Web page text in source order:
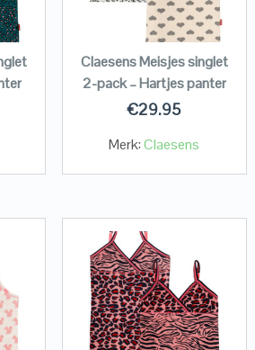
Claesens Meisjes singlet
2-pack – Hartjes panter
€29.95
Merk:Claesens